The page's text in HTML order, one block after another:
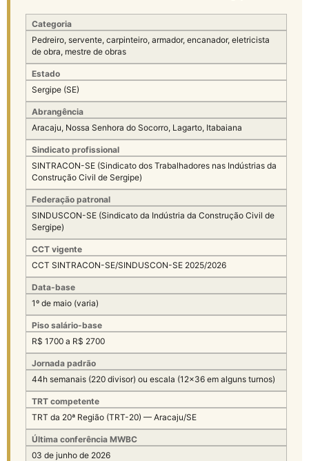
Categoria
Pedreiro, servente, carpinteiro, armador, encanador, eletricista
de obra, mestre de obras
Estado
Sergipe (SE)
Abrangência
Aracaju, Nossa Senhora do Socorro, Lagarto, Itabaiana
Sindicato profissional
SINTRACON-SE (Sindicato dos Trabalhadores nas Indústrias da
Construção Civil de Sergipe)
Federação patronal
SINDUSCON-SE (Sindicato da Indústria da Construção Civil de
Sergipe)
CCT vigente
CCT SINTRACON-SE/SINDUSCON-SE 2025/2026
Data-base
1º de maio (varia)
Piso salário-base
R$ 1700 a R$ 2700
Jornada padrão
44h semanais (220 divisor) ou escala (12×36 em alguns turnos)
TRT competente
TRT da 20ª Região (TRT-20) — Aracaju/SE
Última conferência MWBC
03 de junho de 2026